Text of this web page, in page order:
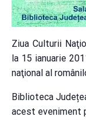
Ziua Culturii
la 15 ianuarie
naţional al
Biblioteca
acest eveniment